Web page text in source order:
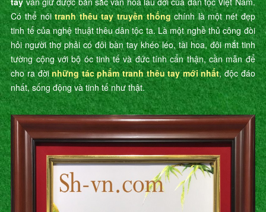
Có thể nóitranh thêu tay truyền thốngchính là một nét đẹp
tinh tế của nghệ thuật thêu dân tộc ta. Là một nghề thủ công đòi
hỏi người thợ phải có đôi bàn tay khéo léo, tài hoa, đôi mắt tinh
tường cộng với bộ óc tinh tế và đức tính cẩn thận, cần mẫn để
cho ra đờinhững tác phẩm tranh thêu tay mới nhất, độc đáo
nhất, sống động và tinh tế như thật.